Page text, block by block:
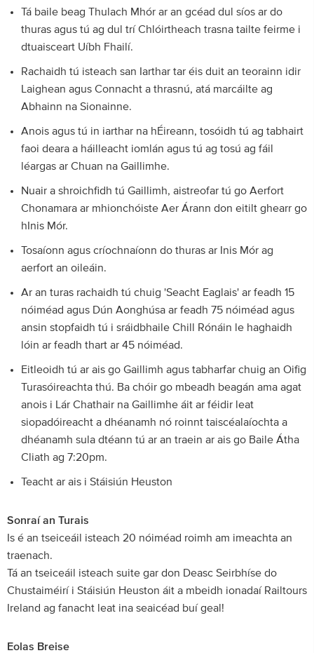
Tá baile beag Thulach Mhór ar an gcéad dul síos ar do
thuras agus tú ag dul trí Chlóirtheach trasna tailte feirme i
dtuaisceart Uíbh Fhailí.
Rachaidh tú isteach san Iarthar tar éis duit an teorainn idir
Laighean agus Connacht a thrasnú, atá marcáilte ag
Abhainn na Sionainne.
Anois agus tú in iarthar na hÉireann, tosóidh tú ag tabhairt
faoi deara a háilleacht iomlán agus tú ag tosú ag fáil
léargas ar Chuan na Gaillimhe.
Nuair a shroichfidh tú Gaillimh, aistreofar tú go Aerfort
Chonamara ar mhionchóiste Aer Árann don eitilt ghearr go
hInis Mór.
Tosaíonn agus críochnaíonn do thuras ar Inis Mór ag
aerfort an oileáin.
Ar an turas rachaidh tú chuig 'Seacht Eaglais' ar feadh 15
nóiméad agus Dún Aonghúsa ar feadh 75 nóiméad agus
ansin stopfaidh tú i sráidbhaile Chill Rónáin le haghaidh
lóin ar feadh thart ar 45 nóiméad.
Eitleoidh tú ar ais go Gaillimh agus tabharfar chuig an Oifig
Turasóireachta thú. Ba chóir go mbeadh beagán ama agat
anois i Lár Chathair na Gaillimhe áit ar féidir leat
siopadóireacht a dhéanamh nó roinnt taiscéalaíochta a
dhéanamh sula dtéann tú ar an traein ar ais go Baile Átha
Cliath ag 7:20pm.
Teacht ar ais i Stáisiún Heuston
Sonraí an Turais
Is é an tseiceáil isteach 20 nóiméad roimh am imeachta an
traenach.
Tá an tseiceáil isteach suite gar don Deasc Seirbhíse do
Chustaiméirí i Stáisiún Heuston áit a mbeidh ionadaí Railtours
Ireland ag fanacht leat ina seaicéad buí geal!
Eolas Breise